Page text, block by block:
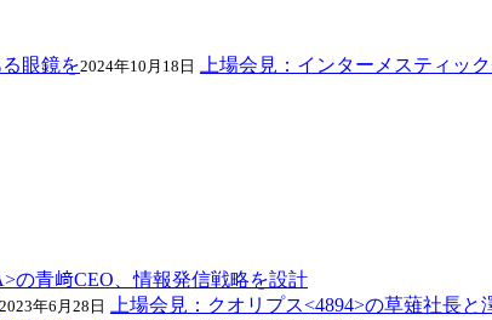
2024年10月18日 上場会見：インターメスティッ
の青﨑CEO、情報発信戦略を設計
2023年6月28日 上場会見：クオリプス<4894>の草薙社長